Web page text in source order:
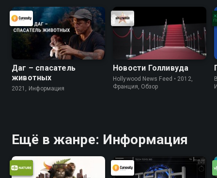
Даг – спасатель
животных
2021, Информация
Новости Голливуда
Hollywood News Feed • 2012,
Франция, Обзор
Ещё в жанре: Информация